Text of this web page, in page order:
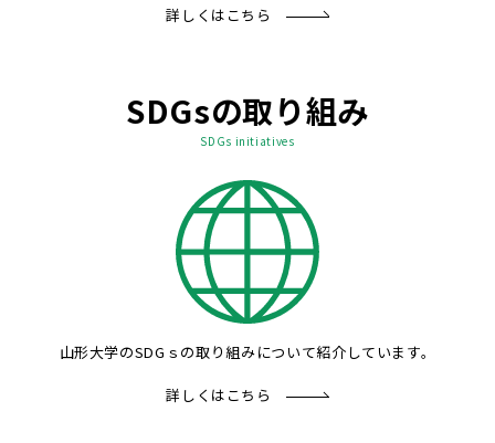
詳しくはこちら
SDGsの取り組み
SDGs initiatives
山形大学のSDGｓの取り組みについて紹介しています。
詳しくはこちら